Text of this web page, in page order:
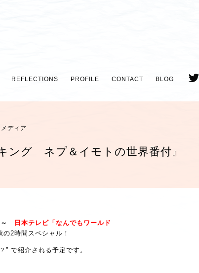
REFLECTIONS PROFILE CONTACT BLOG
ディア
グ ネプ＆イモトの世界番付』
～ 日本テレビ「 なんでもワールド
の2時間スペシャル！
” で紹介される予定です。